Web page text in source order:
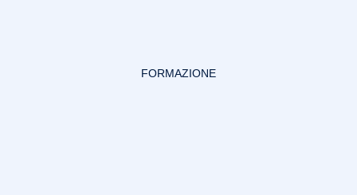
FORMAZIONE